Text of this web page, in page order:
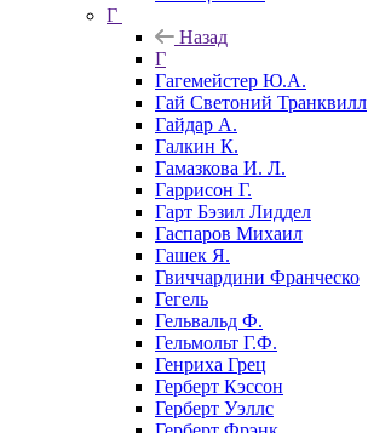
Г
Назад
Г
Гагемейстер Ю.А.
Гай Светоний Транквилл
Гайдар А.
Галкин К.
Гамазкова И. Л.
Гаррисон Г.
Гарт Бэзил Лиддел
Гаспаров Михаил
Гашек Я.
Гвиччардини Франческо
Гегель
Гельвальд Ф.
Гельмольт Г.Ф.
Генриха Грец
Герберт Кэссон
Герберт Уэллс